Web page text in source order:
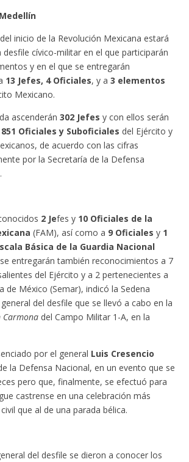
inicio de la Revolución Mexicana estará
cívico-militar en el que participarán
y en el que se entregarán
13 Jefes, 4 Oficiales, y a 3 elementos
Mexicano.
ascenderán 302 Jefes y con ellos serán
Oficiales y Suboficiales del Ejército y
de acuerdo con las cifras
por la Secretaría de la Defensa
2 Jefes y 10 Oficiales de la
(FAM), así como a 9 Oficiales y 1
Básica de la Guardia Nacional
entregarán también reconocimientos a 7
del Ejército y a 2 pertenecientes a
de México (Semar), indicó la Sedena
del desfile que se llevó a cabo en la
Carmona del Campo Militar 1-A, en la
por el general Luis Cresencio
la Defensa Nacional, en un evento que se
pero que, finalmente, se efectuó para
castrense en una celebración más
que al de una parada bélica.
del desfile se dieron a conocer los